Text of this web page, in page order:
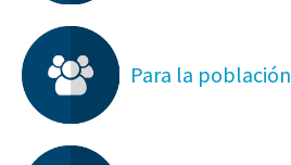
Para la población